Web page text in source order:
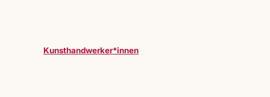
Kunsthandwerker*innen